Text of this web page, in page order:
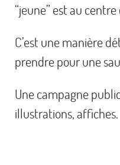
“jeune” est au
C’est une manière
prendre pour une
Une campagne
illustrations, affiches.